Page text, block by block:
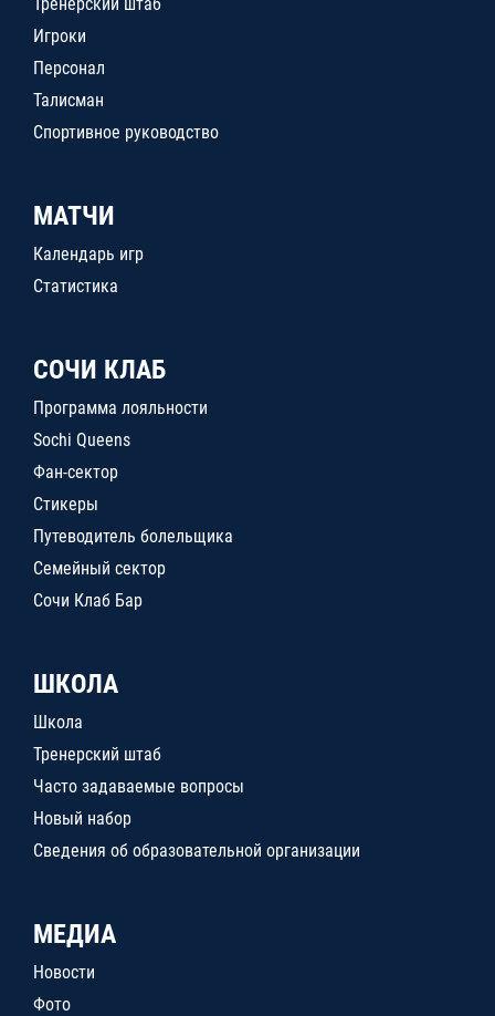
Игроки
Персонал
Талисман
Спортивное руководство
МАТЧИ
Календарь игр
Статистика
СОЧИ КЛАБ
Программа лояльности
Sochi Queens
Фан-сектор
Стикеры
Путеводитель болельщика
Семейный сектор
Сочи Клаб Бар
ШКОЛА
Школа
Тренерский штаб
Часто задаваемые вопросы
Новый набор
Сведения об образовательной организации
МЕДИА
Новости
Фото